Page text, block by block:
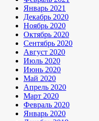
Январь 2021
Декабрь 2020
Ноябрь 2020
Октябрь 2020
Сентябрь 2020
Август 2020
Июль 2020
Июнь 2020
Май 2020
Апрель 2020
Март 2020
Февраль 2020
Январь 2020